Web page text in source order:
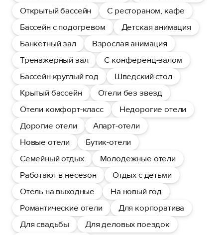
Открытый бассейн
С рестораном, кафе
Бассейн с подогревом
Детская анимация
Банкетный зал
Взрослая анимация
Тренажерный зал
С конференц-залом
Бассейн круглый год
Шведский стол
Крытый бассейн
Отели без звезд
Отели комфорт-класс
Недорогие отели
Дорогие отели
Апарт-отели
Новые отели
Бутик-отели
Семейный отдых
Молодежные отели
Работают в несезон
Отдых с детьми
Отель на выходные
На новый год
Романтические отели
Для корпоратива
Для свадьбы
Для деловых поездок